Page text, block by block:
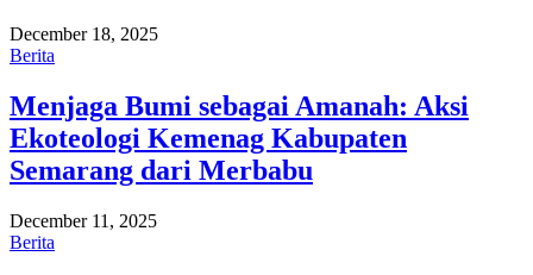
December 18, 2025
Berita
Menjaga Bumi sebagai Amanah: Aksi
Ekoteologi Kemenag Kabupaten
Semarang dari Merbabu
December 11, 2025
Berita